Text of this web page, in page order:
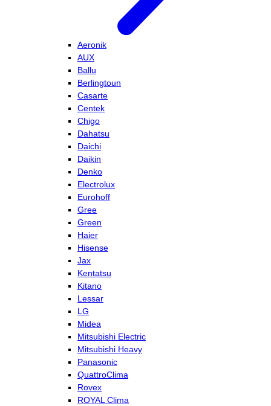
Aeronik
AUX
Ballu
Berlingtoun
Casarte
Centek
Chigo
Dahatsu
Daichi
Daikin
Denko
Electrolux
Eurohoff
Gree
Green
Haier
Hisense
Jax
Kentatsu
Kitano
Lessar
LG
Midea
Mitsubishi Electric
Mitsubishi Heavy
Panasonic
QuattroClima
Rovex
ROYAL Clima